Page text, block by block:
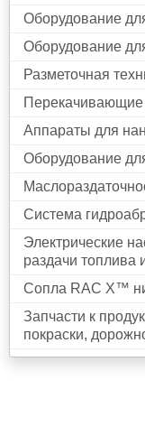
Оборудование
Оборудование
Разметочная
Перекачивающие
Аппараты для
Оборудование
Система
Электрические
раздачи топлива
Сопла RAC X™
Запчасти к
покраски,